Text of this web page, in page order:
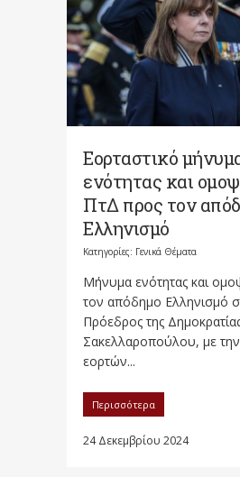
Εορταστικό
ενότητας και
ΠτΔ προς τον
Ελληνισμό
Κατηγορίες: Γενικά Θέματα
Mήνυμα ενότητας και
τον απόδημο Ελληνισμό
Πρόεδρος της
Σακελλαροπούλου, με την
εορτών...
Περισσότερα
24 Δεκεμβρίου 2024